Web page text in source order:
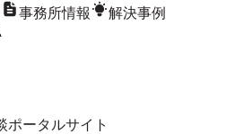
事務所情報 解決事例
ータルサイト